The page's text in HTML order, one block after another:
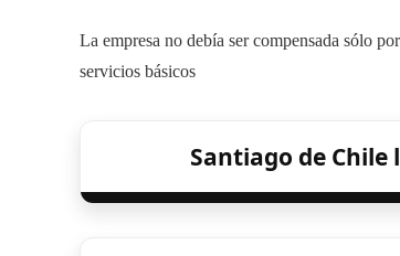
La empresa no debía ser compensada sólo
servicios básicos
Santiago de